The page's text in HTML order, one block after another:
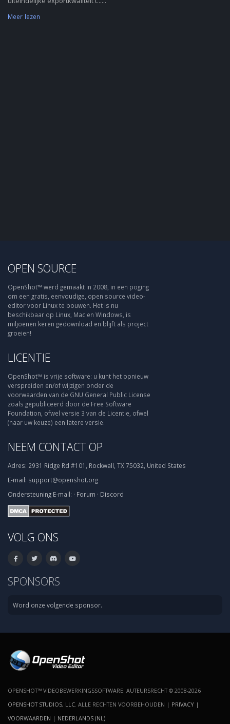
Meer lezen
OPEN SOURCE
OpenShot™ werd gemaakt in 2008, in een poging
om een gratis, eenvoudige, open source video-
editor voor Linux te bouwen. Het is nu
beschikbaar op Linux, Mac en Windows, is
miljoenen keren gedownload en blijft als project
groeien!
LICENTIE
OpenShot™ is vrije software: u kunt het opnieuw
verspreiden en/of wijzigen onder de
voorwaarden van de GNU General Public License
zoals gepubliceerd door de Free Software
Foundation, ofwel versie 3 van de Licentie, ofwel
(naar uw keuze) een latere versie.
NEEM CONTACT OP
Adres: 2931 Ridge Rd #101, Rockwall, TX 75032, United States
E-mail: support@openshot.org
Ondersteuning E-mail: · Forum · Discord
VOLG ONS
SPONSORS
Word onze volgende sponsor.
OPENSHOT™ VIDEOBEWERKINGSSOFTWARE. AUTEURSRECHT © 2008-2026
OPENSHOT STUDIOS, LLC . ALLE RECHTEN VOORBEHOUDEN | PRIVACY |
VOORWAARDEN | NEDERLANDS (NL)